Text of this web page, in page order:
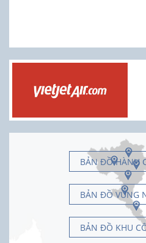
BẢN ĐỒ HÀNH
BẢN ĐỒ VÙNG
BẢN ĐỒ KHU